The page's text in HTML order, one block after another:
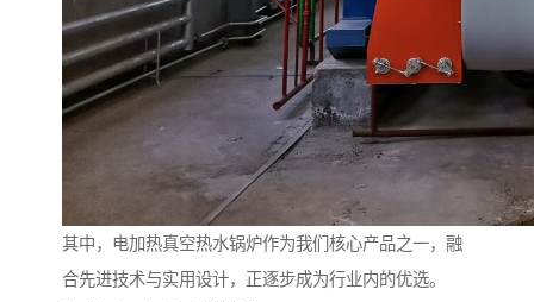
其中，电加热真空热水锅炉作为我们核心产品之一，融
合先进技术与实用设计，正逐步成为行业内的优选。